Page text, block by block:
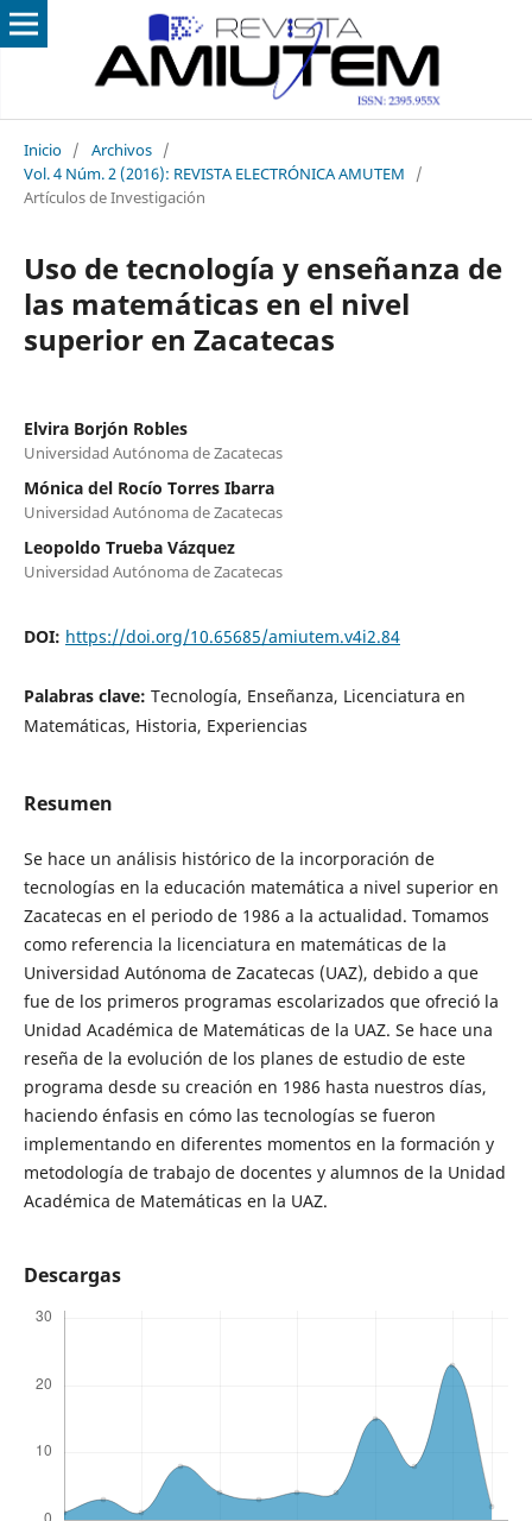
Inicio / Archivos /
Vol. 4 Núm. 2 (2016): REVISTA ELECTRÓNICA AMUTEM
/
Artículos de Investigación
Uso de tecnología y enseñanza de
las matemáticas en el nivel
superior en Zacatecas
Elvira Borjón Robles
Universidad Autónoma de Zacatecas
Mónica del Rocío Torres Ibarra
Universidad Autónoma de Zacatecas
Leopoldo Trueba Vázquez
Universidad Autónoma de Zacatecas
DOI: https://doi.org/10.65685/amiutem.v4i2.84
Palabras clave: Tecnología, Enseñanza, Licenciatura en
Matemáticas, Historia, Experiencias
Resumen
Se hace un análisis histórico de la incorporación de
tecnologías en la educación matemática a nivel superior en
Zacatecas en el periodo de 1986 a la actualidad. Tomamos
como referencia la licenciatura en matemáticas de la
Universidad Autónoma de Zacatecas (UAZ), debido a que
fue de los primeros programas escolarizados que ofreció la
Unidad Académica de Matemáticas de la UAZ. Se hace una
reseña de la evolución de los planes de estudio de este
programa desde su creación en 1986 hasta nuestros días,
haciendo énfasis en cómo las tecnologías se fueron
implementando en diferentes momentos en la formación y
metodología de trabajo de docentes y alumnos de la Unidad
Académica de Matemáticas en la UAZ.
Descargas